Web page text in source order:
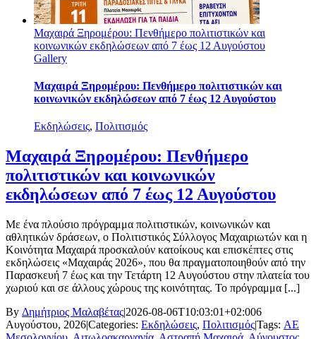
Μαχαιρά Ξηρομέρου: Πενθήμερο πολιτιστικών και
κοινωνικών εκδηλώσεων από 7 έως 12 Αυγούστου
Gallery
Μαχαιρά Ξηρομέρου: Πενθήμερο πολιτιστικών και
κοινωνικών εκδηλώσεων από 7 έως 12 Αυγούστου
Εκδηλώσεις, Πολιτισμός
Μαχαιρά Ξηρομέρου: Πενθήμερο
πολιτιστικών και κοινωνικών
εκδηλώσεων από 7 έως 12 Αυγούστου
Με ένα πλούσιο πρόγραμμα πολιτιστικών, κοινωνικών και
αθλητικών δράσεων, ο Πολιτιστικός Σύλλογος Μαχαιριωτών και η
Κοινότητα Μαχαιρά προσκαλούν κατοίκους και επισκέπτες στις
εκδηλώσεις «Μαχαιράς 2026», που θα πραγματοποιηθούν από την
Παρασκευή 7 έως και την Τετάρτη 12 Αυγούστου στην πλατεία του
χωριού και σε άλλους χώρους της κοινότητας. Το πρόγραμμα [...]
By Δημήτριος Μαλαβέτας|2026-08-06T10:03:01+02:006
Αυγούστου, 2026|Categories: Εκδηλώσεις, Πολιτισμός|Tags: ΑΕ